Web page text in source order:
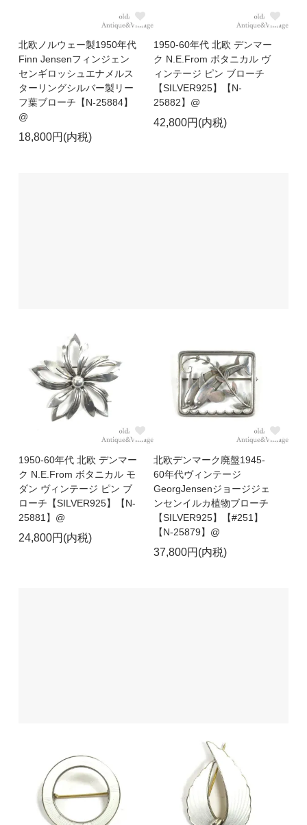
北欧ノルウェー製1950年代
Finn Jensenフィンジェン
センギロッシュエナメルス
ターリングシルバー製リー
フ葉ブローチ【N-25884】
@
18,800円(内税)
1950-60年代 北欧 デンマー
ク N.E.From ボタニカル ヴ
ィンテージ ピン ブローチ
【SILVER925】【N-
25882】@
42,800円(内税)
1950-60年代 北欧 デンマー
ク N.E.From ボタニカル モ
ダン ヴィンテージ ピン ブ
ローチ【SILVER925】【N-
25881】@
24,800円(内税)
北欧デンマーク廃盤1945-
60年代ヴィンテージ
GeorgJensenジョージジェ
ンセンイルカ植物ブローチ
【SILVER925】【#251】
【N-25879】@
37,800円(内税)